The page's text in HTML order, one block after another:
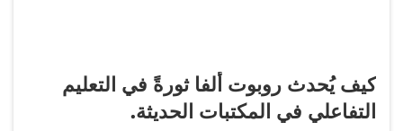
كيف يُحدث روبوت ألفا ثورةً في التعليم
التفاعلي في المكتبات الحديثة.